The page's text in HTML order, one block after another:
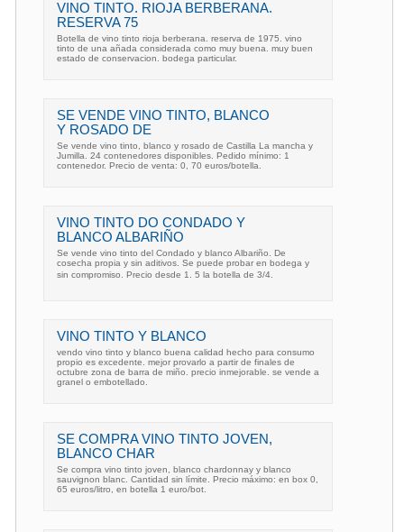
VINO TINTO. RIOJA BERBERANA.
RESERVA 75
Botella de vino tinto rioja berberana. reserva de 1975. vino
tinto de una añada considerada como muy buena. muy buen
estado de conservacion. bodega particular.
SE VENDE VINO TINTO, BLANCO
Y ROSADO DE
Se vende vino tinto, blanco y rosado de Castilla La mancha y
Jumilla. 24 contenedores disponibles. Pedido mínimo: 1
contenedor. Precio de venta: 0, 70 euros/botella.
VINO TINTO DO CONDADO Y
BLANCO ALBARIÑO
Se vende vino tinto del Condado y blanco Albariño. De
cosecha propia y sin aditivos. Se puede probar en bodega y
sin compromiso. Precio desde 1. 5 la botella de 3/4.
VINO TINTO Y BLANCO
vendo vino tinto y blanco buena calidad hecho para consumo
propio es excedente. mejor provarlo a partir de finales de
octubre zona de barra de miño. precio inmejorable. se vende a
granel o embotellado.
SE COMPRA VINO TINTO JOVEN,
BLANCO CHAR
Se compra vino tinto joven, blanco chardonnay y blanco
sauvignon blanc. Cantidad sin límite. Precio máximo: en box 0,
65 euros/litro, en botella 1 euro/bot.